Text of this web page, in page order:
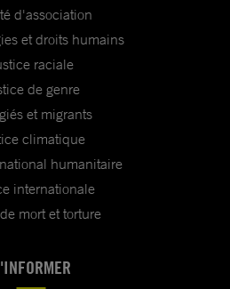
d'association
et droits humains
raciale
de genre
et migrants
climatique
humanitaire
internationale
mort et torture